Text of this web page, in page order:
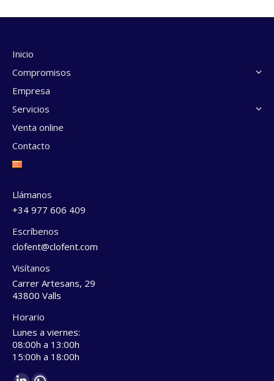
Inicio
Compromisos
Empresa
Servicios
Venta online
Contacto
Llámanos
+34 977 606 409
Escríbenos
clofent@clofent.com
Visítanos
Carrer Artesans, 29
43800 Valls
Horario
Lunes a viernes:
08:00h a 13:00h
15:00h a 18:00h
Find us on: